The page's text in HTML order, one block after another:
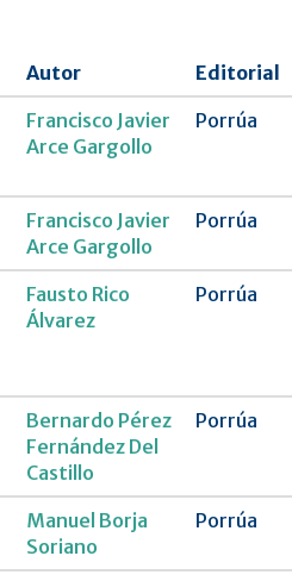
Autor
Editorial
Francisco Javier
Arce Gargollo
Porrúa
Francisco Javier
Arce Gargollo
Porrúa
Fausto Rico
Álvarez
Porrúa
Bernardo Pérez
Fernández Del
Castillo
Porrúa
Manuel Borja
Soriano
Porrúa